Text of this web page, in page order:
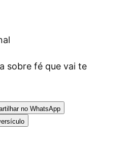
sobre fé que vai te
no WhatsApp